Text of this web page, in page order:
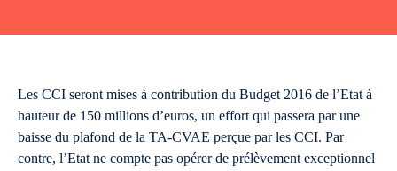
Les CCI seront mises à contribution du Budget 2016 de l’Etat à
hauteur de 150 millions d’euros, un effort qui passera par une
baisse du plafond de la TA-CVAE perçue par les CCI. Par
contre, l’Etat ne compte pas opérer de prélèvement exceptionnel